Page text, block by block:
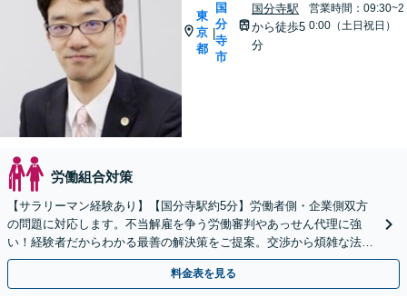
東
京
都
|
国
分
寺
市
国分寺駅
から徒歩5
分
営業時間：09:30~2
0:00（土日祝日）
労働組合対策
【サラリーマン経験あり】【国分寺駅約5分】労働者側・企業側双方
の問題に対応します。不当解雇を争う労働審判やあっせん代理に強
い！経験者だからわかる最善の解決策をご提案。交渉から煩雑な法的
手続きまでサポートいたします【夜間・休日相談可】
料金表を見る